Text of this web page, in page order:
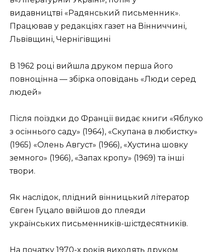
видавництві «Радянський письменник».
Працював у редакціях газет на Вінниччині,
Львівщині, Чернігівщині
В 1962 році вийшла друком перша його
повноцінна — збірка оповідань «Люди серед
людей»
Після поїздки до Франції видає книги «Яблуко
з осіннього саду» (1964), «Скупана в любистку»
(1965) «Олень Август» (1966), «Хустина шовку
земного» (1966), «Запах кропу» (1969) та інші
твори.
Як наслідок, плідний вінницький літератор
Євген Гуцало ввійшов до плеяди
українських письменників-шістдесятників.
На початку 1970-х років виходять друком